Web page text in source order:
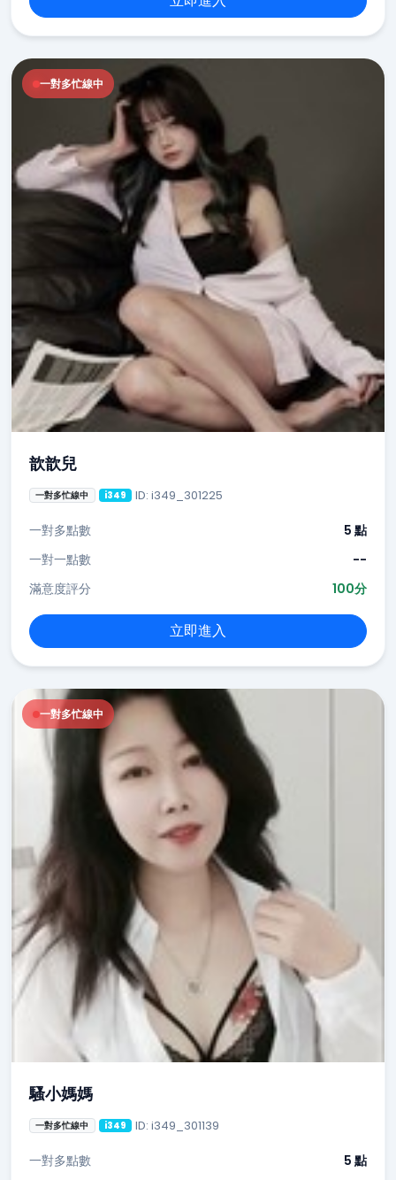
一對多忙線中
歆歆兒
一對多忙線中 i349 ID: i349_301225
一對多點數
5 點
一對一點數
--
滿意度評分
100分
立即進入
一對多忙線中
騷小媽媽
一對多忙線中 i349 ID: i349_301139
一對多點數 5 點